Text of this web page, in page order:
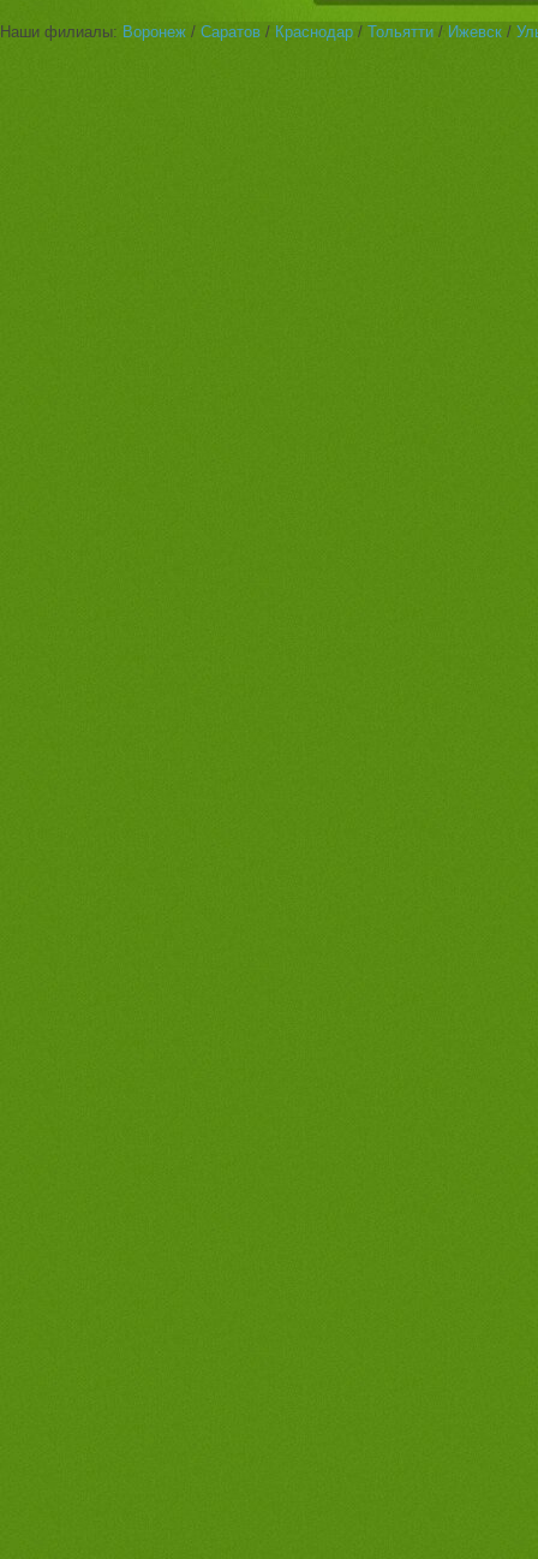
Наши филиалы: Воронеж / Саратов / Краснодар / Тольятти / Ижевск /